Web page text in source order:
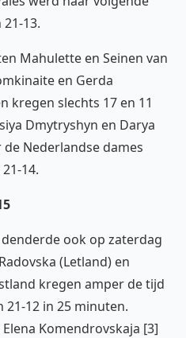
13.
Mahulette en Seinen van
en Gerda
kregen slechts 17 en 11
Dmytryshyn en Darya
Nederlandse dames
14.
ook op zaterdag
(Letland) en
kregen amper de tijd
21-12 in 25 minuten.
Komendrovskaja [3]